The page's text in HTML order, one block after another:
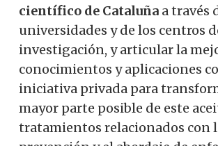
científico de Cataluña a través
universidades y de los centros
investigación, y articular la
conocimientos y aplicaciones
iniciativa privada para
mayor parte posible de este
tratamientos relacionados con